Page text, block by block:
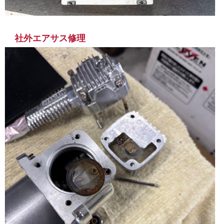
社外エアサス修理